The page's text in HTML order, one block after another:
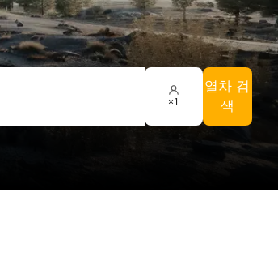
×1
열차 검
색